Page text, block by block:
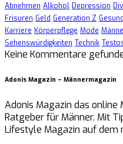
Abnehmen Alkohol Depression
Frisuren Geld Generation Z
Karriere Körperpflege Mode
Sehenswürdigkeiten Technik
Keine Kommentare
Adonis Magazin – Männermagazin
Adonis Magazin das online
Ratgeber für Männer. Mit
Lifestyle Magazin auf dem